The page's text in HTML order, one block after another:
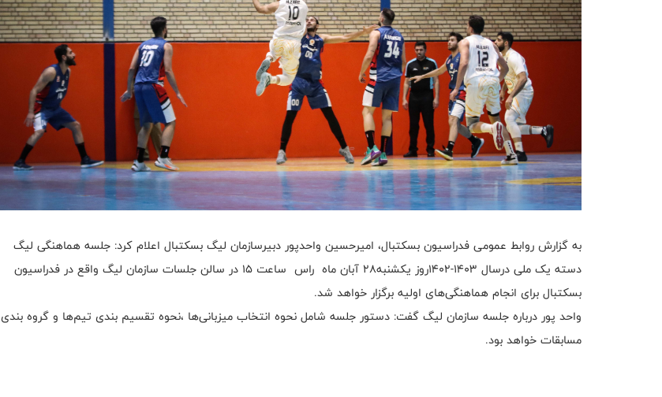
به گزارش روابط عمومی فدراسیون بسکتبال، امیرحسین واحدپور دبیرسازمان لیگ بسکتبال اعلام كرد: جلسه هماهنگی لیگ
دسته یک ملی درسال ۱۴۰۳-۱۴۰۲روز یکشنبه۲۸ آبان ماه راس ساعت ۱۵ در سالن جلسات سازمان لیگ واقع در فدراسیون
بسکتبال برای انجام هماهنگی‌های اولیه برگزار خواهد شد.
واحد پور درباره جلسه سازمان ليگ گفت: دستور جلسه شامل نحوه انتخاب میزبانی‌ها ،نحوه تقسیم بندی تیم‌ها و گروه بندی
مسابقات خواهد بود.